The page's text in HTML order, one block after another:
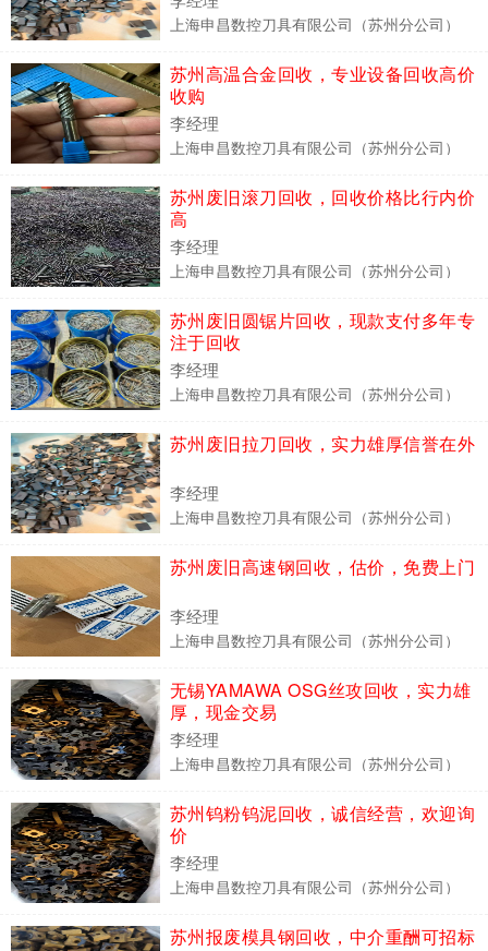
上海申昌数控刀具有限公司（苏州分公司）
苏州高温合金回收，专业设备回收高价
收购
李经理
上海申昌数控刀具有限公司（苏州分公司）
苏州废旧滚刀回收，回收价格比行内价
高
李经理
上海申昌数控刀具有限公司（苏州分公司）
苏州废旧圆锯片回收，现款支付多年专
注于回收
李经理
上海申昌数控刀具有限公司（苏州分公司）
苏州废旧拉刀回收，实力雄厚信誉在外
李经理
上海申昌数控刀具有限公司（苏州分公司）
苏州废旧高速钢回收，估价，免费上门
李经理
上海申昌数控刀具有限公司（苏州分公司）
无锡YAMAWA OSG丝攻回收，实力雄
厚，现金交易
李经理
上海申昌数控刀具有限公司（苏州分公司）
苏州钨粉钨泥回收，诚信经营，欢迎询
价
李经理
上海申昌数控刀具有限公司（苏州分公司）
苏州报废模具钢回收，中介重酬可招标